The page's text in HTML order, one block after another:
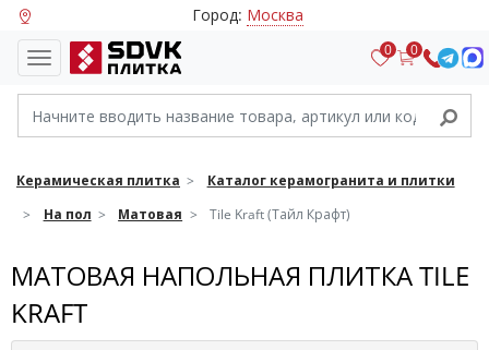
Город: Москва
0 0
Керамическая плитка
Каталог керамогранита и плитки
На пол
Матовая Tile Kraft (Тайл Крафт)
МАТОВАЯ НАПОЛЬНАЯ ПЛИТКА TILE
KRAFT